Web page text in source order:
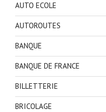
AUTO ECOLE
AUTOROUTES
BANQUE
BANQUE DE FRANCE
BILLETTERIE
BRICOLAGE